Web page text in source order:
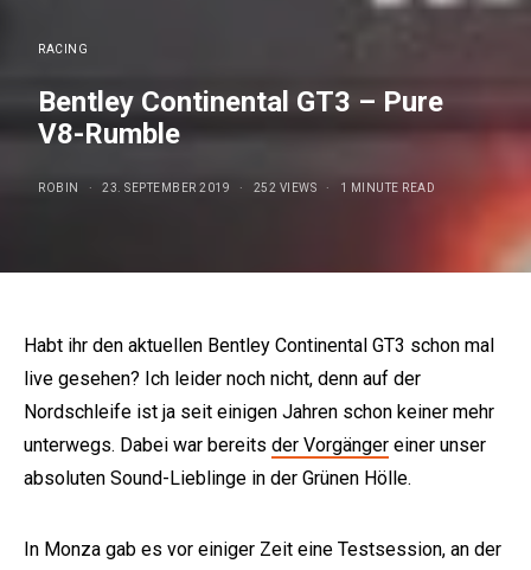
RACING
Bentley Continental GT3 – Pure
V8-Rumble
ROBIN 23. SEPTEMBER 2019 252 VIEWS 1 MINUTE READ
Habt ihr den aktuellen Bentley Continental GT3 schon mal
live gesehen? Ich leider noch nicht, denn auf der
Nordschleife ist ja seit einigen Jahren schon keiner mehr
unterwegs. Dabei war bereits der Vorgänger einer unser
absoluten Sound-Lieblinge in der Grünen Hölle.
In Monza gab es vor einiger Zeit eine Testsession, an der